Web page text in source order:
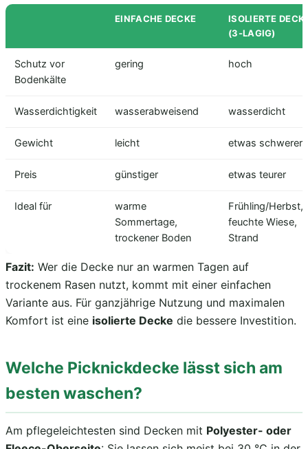
EINFACHE DECKE
ISOLIERTE
(3-LAGIG)
Schutz vor
Bodenkälte
gering hoch
Wasserdichtigkeit wasserabweisend wasserdicht
Gewicht leicht etwas schwerer
Preis günstiger etwas teurer
Ideal für
warme
Sommertage,
trockener Boden
Frühling/Herbst,
feuchte Wiese,
Strand
Fazit: Wer die Decke nur an warmen Tagen auf
trockenem Rasen nutzt, kommt mit einer einfachen
Variante aus. Für ganzjährige Nutzung und maximalen
Komfort ist eine isolierte Decke die bessere Investition.
Welche Picknickdecke lässt sich am
besten waschen?
Am pflegeleichtesten sind Decken mit Polyester- oder